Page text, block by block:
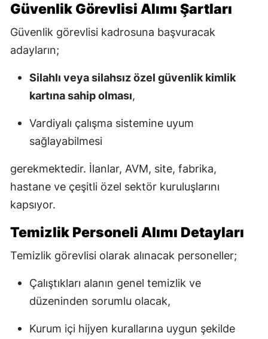
Güvenlik Görevlisi Alımı Şartları
Güvenlik görevlisi kadrosuna başvuracak
adayların;
Silahlı veya silahsız özel güvenlik kimlik
kartına sahip olması,
Vardiyalı çalışma sistemine uyum
sağlayabilmesi
gerekmektedir. İlanlar, AVM, site, fabrika,
hastane ve çeşitli özel sektör kuruluşlarını
kapsıyor.
Temizlik Personeli Alımı Detayları
Temizlik görevlisi olarak alınacak personeller;
Çalıştıkları alanın genel temizlik ve
düzeninden sorumlu olacak,
Kurum içi hijyen kurallarına uygun şekilde